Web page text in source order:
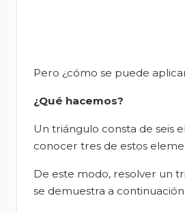
Pero ¿cómo se puede
¿Qué hacemos?
Un triángulo consta de seis
conocer tres de estos
De este modo, resolver un
se demuestra a